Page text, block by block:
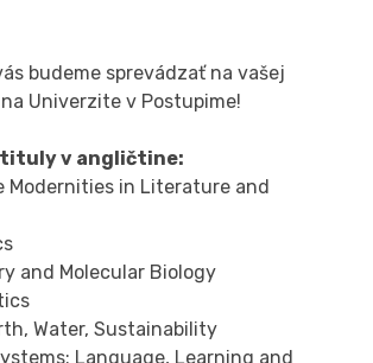
budeme sprevádzať na vašej
Univerzite v Postupime!
v angličtine:
in Literature and
and Molecular Biology
Water, Sustainability
Language, Learning and